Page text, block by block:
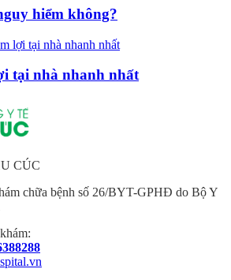
hiểm không?
tại nhà nhanh nhất
CÚC
chữa bệnh số 26/BYT-GPHĐ do Bộ Y